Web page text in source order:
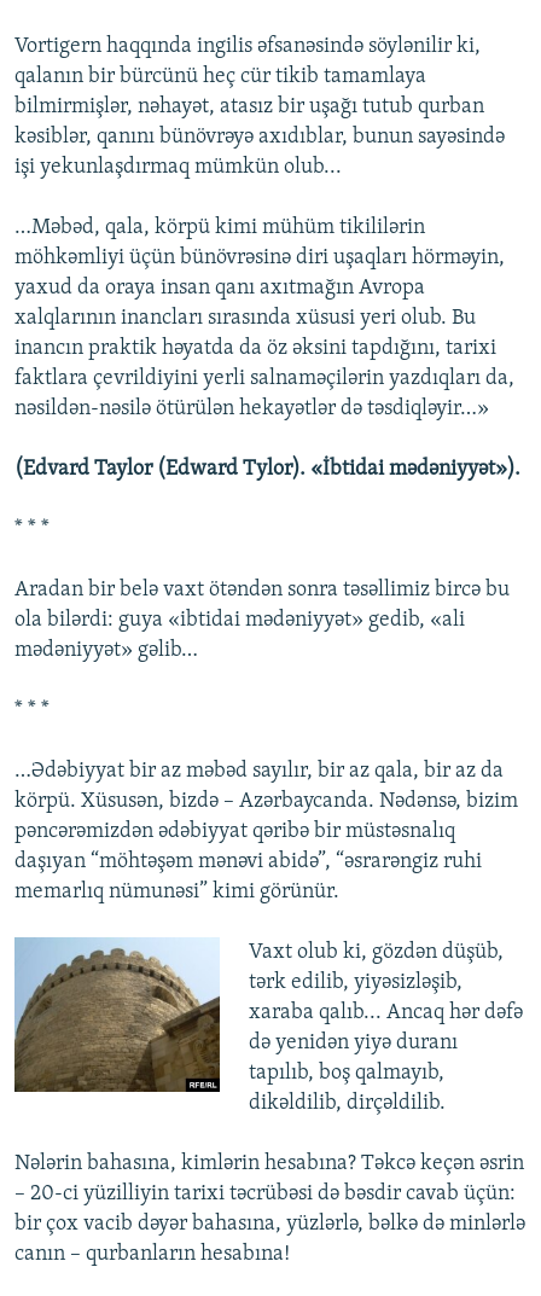
Vortigern haqqında ingilis əfsanəsində söylənilir ki,
qalanın bir bürcünü heç cür tikib tamamlaya
bilmirmişlər, nəhayət, atasız bir uşağı tutub qurban
kəsiblər, qanını bünövrəyə axıdıblar, bunun sayəsində
işi yekunlaşdırmaq mümkün olub...
…Məbəd, qala, körpü kimi mühüm tikililərin
möhkəmliyi üçün bünövrəsinə diri uşaqları hörməyin,
yaxud da oraya insan qanı axıtmağın Avropa
xalqlarının inancları sırasında xüsusi yeri olub. Bu
inancın praktik həyatda da öz əksini tapdığını, tarixi
faktlara çevrildiyini yerli salnaməçilərin yazdıqları da,
nəsildən-nəsilə ötürülən hekayətlər də təsdiqləyir…»
(Edvard Taylor (Edward Tylor). «İbtidai mədəniyyət»).
* * *
Aradan bir belə vaxt ötəndən sonra təsəllimiz bircə bu
ola bilərdi: guya «ibtidai mədəniyyət» gedib, «ali
mədəniyyət» gəlib…
* * *
…Ədəbiyyat bir az məbəd sayılır, bir az qala, bir az da
körpü. Xüsusən, bizdə – Azərbaycanda. Nədənsə, bizim
pəncərəmizdən ədəbiyyat qəribə bir müstəsnalıq
daşıyan “möhtəşəm mənəvi abidə”, “əsrarəngiz ruhi
memarlıq nümunəsi” kimi görünür.
Vaxt olub ki, gözdən düşüb,
tərk edilib, yiyəsizləşib,
xaraba qalıb... Ancaq hər dəfə
də yenidən yiyə duranı
tapılıb, boş qalmayıb,
dikəldilib, dirçəldilib.
Nələrin bahasına, kimlərin hesabına? Təkcə keçən əsrin
– 20-ci yüzilliyin tarixi təcrübəsi də bəsdir cavab üçün:
bir çox vacib dəyər bahasına, yüzlərlə, bəlkə də minlərlə
canın – qurbanların hesabına!